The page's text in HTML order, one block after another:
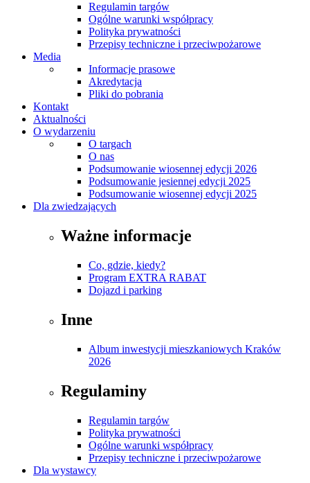
Regulamin targów
Ogólne warunki współpracy
Polityka prywatności
Przepisy techniczne i przeciwpożarowe
Media
Informacje prasowe
Akredytacja
Pliki do pobrania
Kontakt
Aktualności
O wydarzeniu
O targach
O nas
Podsumowanie wiosennej edycji 2026
Podsumowanie jesiennej edycji 2025
Podsumowanie wiosennej edycji 2025
Dla zwiedzających
Ważne informacje
Co, gdzie, kiedy?
Program EXTRA RABAT
Dojazd i parking
Inne
Album inwestycji mieszkaniowych Kraków
2026
Regulaminy
Regulamin targów
Polityka prywatności
Ogólne warunki współpracy
Przepisy techniczne i przeciwpożarowe
Dla wystawcy